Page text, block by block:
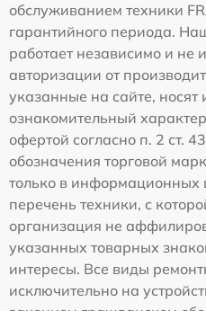
обслуживанием техники
гарантийного периода.
работает независимо и не
авторизации от
указанные на сайте, носят
ознакомительный
офертой согласно п. 2 ст.
обозначения торговой
только в информационных
перечень техники, с
организация не
указанных товарных
интересы. Все виды
исключительно на